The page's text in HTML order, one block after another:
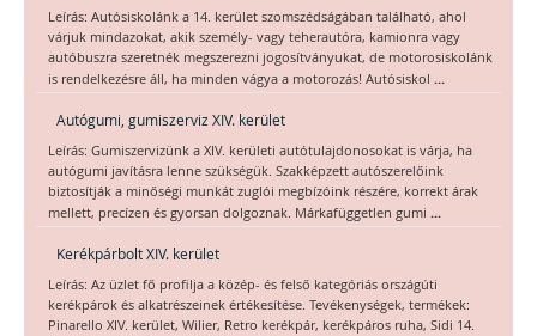
Leírás: Autósiskolánk a 14. kerület szomszédságában található, ahol
várjuk mindazokat, akik személy- vagy teherautóra, kamionra vagy
autóbuszra szeretnék megszerezni jogosítványukat, de motorosiskolánk
is rendelkezésre áll, ha minden vágya a motorozás! Autósiskol ...
Autógumi, gumiszerviz XIV. kerület
Leírás: Gumiszervizünk a XIV. kerületi autótulajdonosokat is várja, ha
autógumi javításra lenne szükségük. Szakképzett autószerelőink
biztosítják a minőségi munkát zuglói megbízóink részére, korrekt árak
mellett, precízen és gyorsan dolgoznak. Márkafüggetlen gumi ...
Kerékpárbolt XIV. kerület
Leírás: Az üzlet fő profilja a közép- és felső kategóriás országúti
kerékpárok és alkatrészeinek értékesítése. Tevékenységek, termékek:
Pinarello XIV. kerület, Wilier, Retro kerékpár, kerékpáros ruha, Sidi 14.